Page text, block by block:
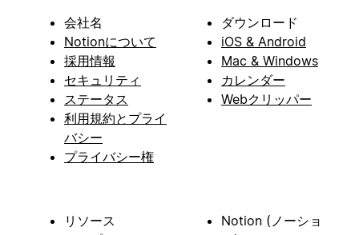
会社名
Notionについて
採用情報
セキュリティ
ステータス
利用規約とプライ
バシー
プライバシー権
ダウンロード
iOS & Android
Mac & Windows
カレンダー
Webクリッパー
リソース
Notion (ノーショ